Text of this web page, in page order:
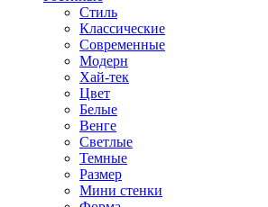
Стиль
Классические
Современные
Модерн
Хай-тек
Цвет
Белые
Венге
Светлые
Темные
Размер
Мини стенки